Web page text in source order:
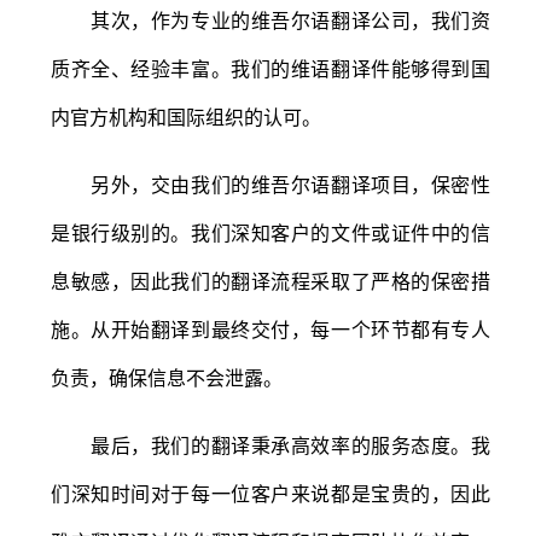
其次，作为专业的维吾尔语翻译公司，我们资
质齐全、经验丰富。我们的维语翻译件能够得到国
内官方机构和国际组织的认可。
另外，交由我们的维吾尔语翻译项目，保密性
是银行级别的。我们深知客户的文件或证件中的信
息敏感，因此我们的翻译流程采取了严格的保密措
施。从开始翻译到最终交付，每一个环节都有专人
负责，确保信息不会泄露。
最后，我们的翻译秉承高效率的服务态度。我
们深知时间对于每一位客户来说都是宝贵的，因此